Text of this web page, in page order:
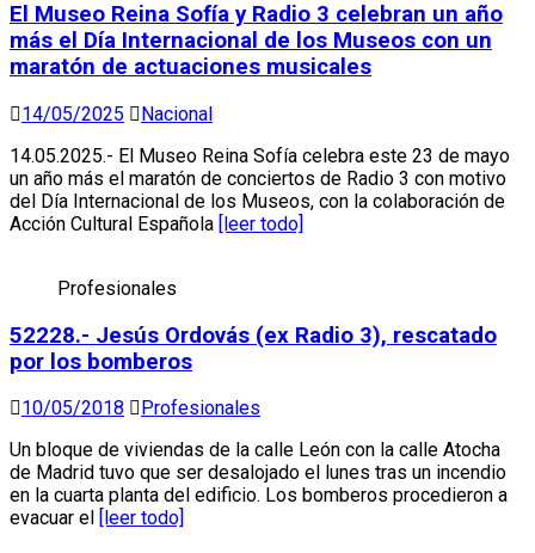
El Museo Reina Sofía y Radio 3 celebran un año
más el Día Internacional de los Museos con un
maratón de actuaciones musicales
14/05/2025
Nacional
14.05.2025.- El Museo Reina Sofía celebra este 23 de mayo
un año más el maratón de conciertos de Radio 3 con motivo
del Día Internacional de los Museos, con la colaboración de
Acción Cultural Española [leer todo]
Profesionales
52228.- Jesús Ordovás (ex Radio 3), rescatado
por los bomberos
10/05/2018
Profesionales
Un bloque de viviendas de la calle León con la calle Atocha
de Madrid tuvo que ser desalojado el lunes tras un incendio
en la cuarta planta del edificio. Los bomberos procedieron a
evacuar el
[leer todo]